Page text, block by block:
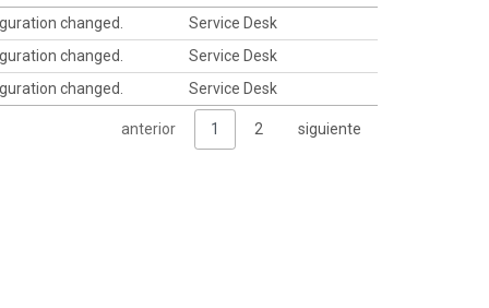
changed.
Service Desk
changed.
Service Desk
changed.
Service Desk
anterior 1 2 siguiente